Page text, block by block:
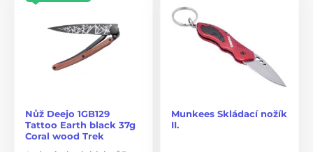
Nůž Deejo 1GB129
Tattoo Earth black 37g
Coral wood Trek
Munkees Skládací nožík
II.